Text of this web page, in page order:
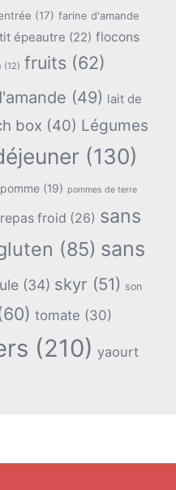
(17) farine d'amande
épeautre (22) flocons
(12) fruits (62)
(49)
lait de
box (40) Légumes
(130)
pomme (19) pommes de terre
repas froid (26) sans
(85) sans
(34) skyr (51) son
tomate (30)
(210) yaourt